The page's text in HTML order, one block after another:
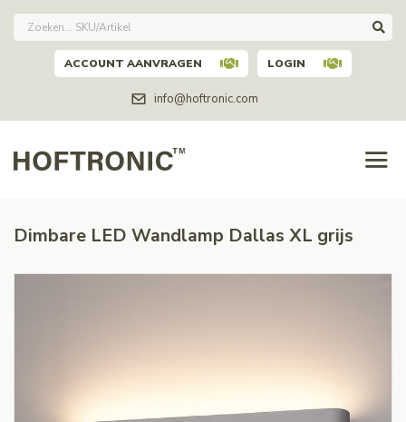
info@hoftronic.com
ACCOUNT AANVRAGEN LOGIN
Dimbare LED Wandlamp Dallas XL grijs